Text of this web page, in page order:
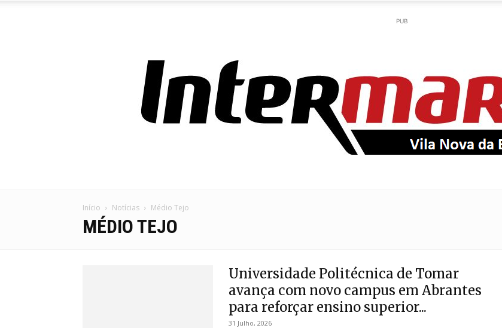
EntroncamentoOnline
PUB
Início Notícias Médio Tejo
MÉDIO TEJO
Universidade Politécnica de Tomar
avança com novo campus em Abrantes
para reforçar ensino superior...
31 Julho, 2026